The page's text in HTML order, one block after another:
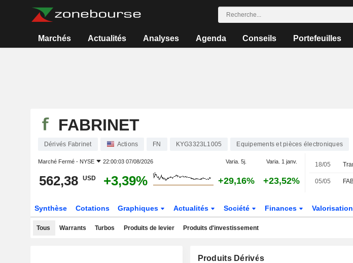
Marchés Actualités Analyses Agenda Conseils Portefeuilles
FABRINET
Dérivés Fabrinet Actions FN KYG3323L1005 Equipements et pièces électroniques
Marché Fermé - NYSE 22:00:03 07/08/2026 Varia. 5j. Varia. 1 janv.
562,38 USD +3,39% +29,16% +23,52%
18/05
05/05
Synthèse Cotations Graphiques Actualités Société Finances Valorisation
Tous Warrants Turbos Produits de levier Produits d'investissement
Produits Dérivés